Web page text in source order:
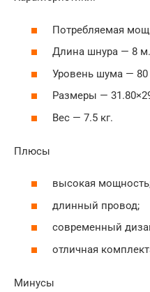
Потребляемая
Длина шнура — 8 м.
Уровень шума — 80
Размеры —
Вес — 7.5 кг.
Плюсы
высокая
длинный провод;
современный
отличная
Минусы